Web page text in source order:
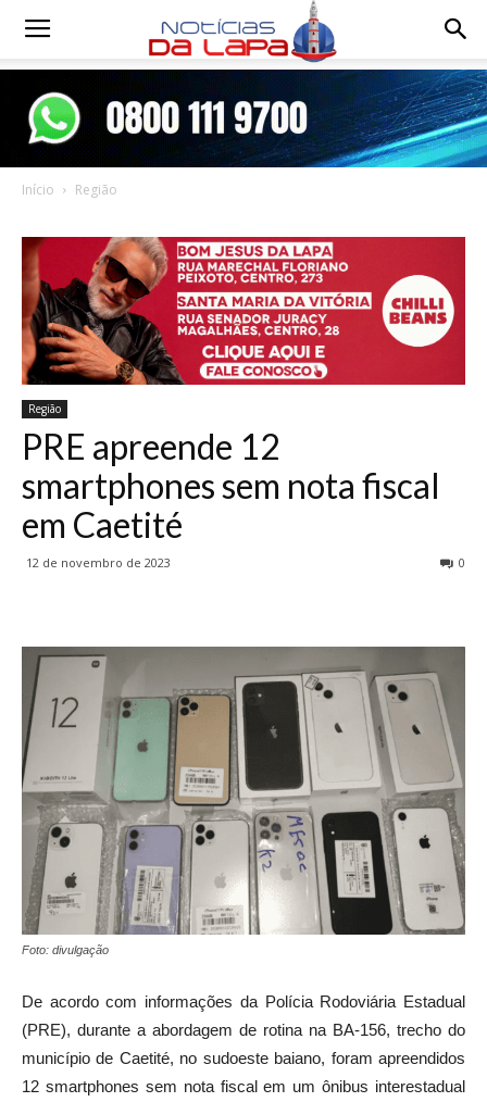
Notícias
Início Região
Região
PRE apreende 12
smartphones sem nota fiscal
em Caetité
12 de novembro de 2023 0
Foto: divulgação
De acordo com informações da Polícia Rodoviária Estadual
(PRE), durante a abordagem de rotina na BA-156, trecho do
município de Caetité, no sudoeste baiano, foram apreendidos
12 smartphones sem nota fiscal em um ônibus interestadual